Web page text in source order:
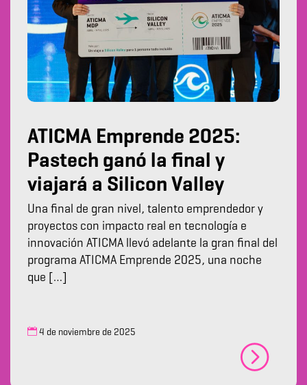
ATICMA Emprende 2025:
Pastech ganó la final y
viajará a Silicon Valley
Una final de gran nivel, talento emprendedor y
proyectos con impacto real en tecnología e
innovación ATICMA llevó adelante la gran final del
programa ATICMA Emprende 2025, una noche
que […]
4 de noviembre de 2025